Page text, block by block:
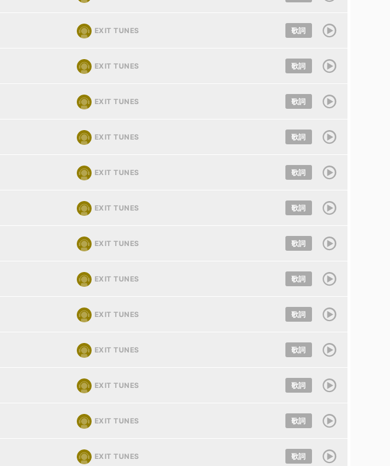
EXIT TUNES 歌詞
EXIT TUNES 歌詞
EXIT TUNES 歌詞
EXIT TUNES 歌詞
EXIT TUNES 歌詞
EXIT TUNES 歌詞
EXIT TUNES 歌詞
EXIT TUNES 歌詞
EXIT TUNES 歌詞
EXIT TUNES 歌詞
EXIT TUNES 歌詞
EXIT TUNES 歌詞
EXIT TUNES 歌詞